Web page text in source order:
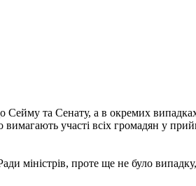
та Сенату, а в окремих
участі всіх громадян у
міністрів, проте ще не було